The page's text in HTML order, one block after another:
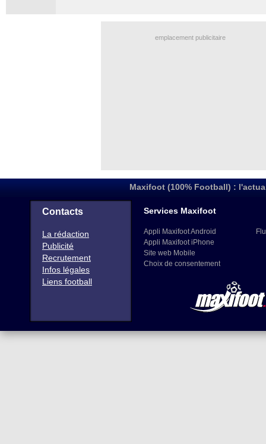
emplacement publicitaire
Maxifoot (100% Football) :
Contacts
La rédaction
Publicité
Recrutement
Infos légales
Liens football
Services Maxifoot
Appli Maxifoot Android
Appli Maxifoot iPhone
Site web Mobile
Choix de consentement